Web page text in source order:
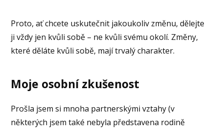
Proto, ať chcete uskutečnit jakoukoliv změnu, dělejte
ji vždy jen kvůli sobě – ne kvůli svému okolí. Změny,
které děláte kvůli sobě, mají trvalý charakter.
Moje osobní zkušenost
Prošla jsem si mnoha partnerskými vztahy (v
některých jsem také nebyla představena rodině